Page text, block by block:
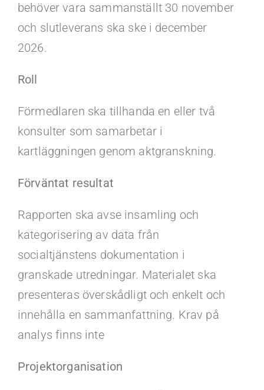
behöver vara sammanställt 30 november
och slutleverans ska ske i december
2026.
Roll
Förmedlaren ska tillhanda en eller två
konsulter som samarbetar i
kartläggningen genom aktgranskning.
Förväntat resultat
Rapporten ska avse insamling och
kategorisering av data från
socialtjänstens dokumentation i
granskade utredningar. Materialet ska
presenteras överskådligt och enkelt och
innehålla en sammanfattning. Krav på
analys finns inte
Projektorganisation